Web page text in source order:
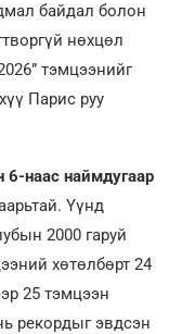
байдал болон
нөхцөл
тэмцээнийг
Парис руу
6-наас наймдугаар
Үүнд
2000 гаруй
хөтөлбөрт 24
25 тэмцээн
рекордыг эвдсэн